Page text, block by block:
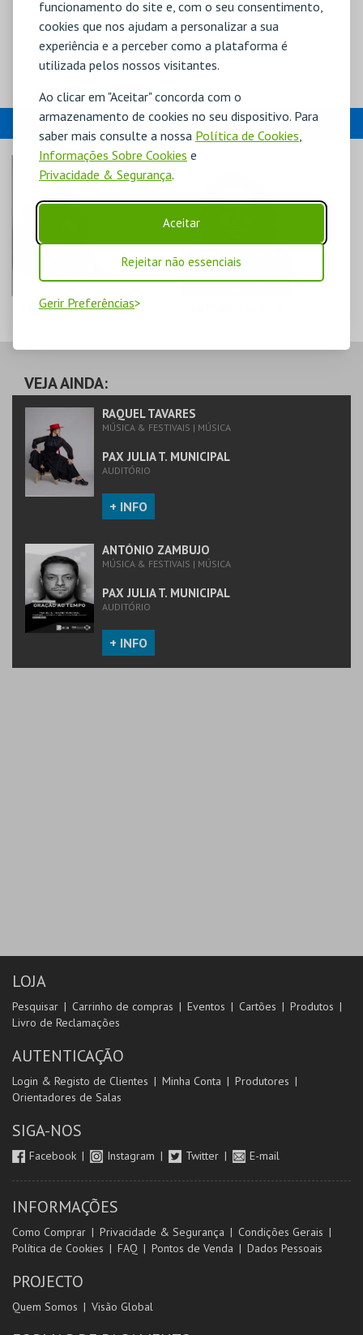
funcionamento do site e, com o seu consentimento,
cookies que nos ajudam a personalizar a sua
experiência e a perceber como a plataforma é
utilizada pelos nossos visitantes.
Ao clicar em "Aceitar" concorda com o
armazenamento de cookies no seu dispositivo. Para
saber mais consulte a nossa Política de Cookies
Informações Sobre Cookies e
Privacidade & Segurança.
Aceitar
Rejeitar não essenciais
Gerir Preferências
EVENTOS
RAQUEL TAVARES
MUNICIPAL
COMPRAR
VEJA AINDA:
RAQUEL TAVARES
MÚSICA & FESTIVAIS | MÚSICA
PAX JULIA T. MUNICIPAL
AUDITÓRIO
+ INFO
ANTÓNIO ZAMBUJO
MÚSICA & FESTIVAIS | MÚSICA
PAX JULIA T. MUNICIPAL
AUDITÓRIO
+ INFO
LOJA
Pesquisar Carrinho de compras Eventos Cartões
Produtos
Livro de Reclamações
AUTENTICAÇÃO
Login & Registo de Clientes Minha Conta
Produtores
Orientadores de Salas
SIGA-NOS
Facebook Instagram Twitter E-mail
INFORMAÇÕES
Como Comprar Privacidade & Segurança
Condições Gerais
Política de Cookies
FAQ Pontos de Venda Dados Pessoais
PROJECTO
Quem Somos Visão Global